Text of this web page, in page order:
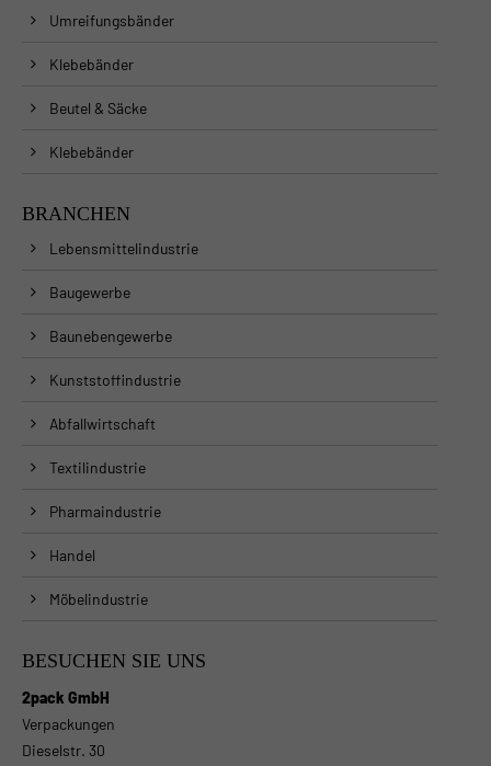
Umreifungsbänder
Klebebänder
Beutel & Säcke
Klebebänder
BRANCHEN
Lebensmittelindustrie
Baugewerbe
Baunebengewerbe
Kunststoffindustrie
Abfallwirtschaft
Textilindustrie
Pharmaindustrie
Handel
Möbelindustrie
BESUCHEN SIE UNS
2pack GmbH
Verpackungen
Dieselstr. 30